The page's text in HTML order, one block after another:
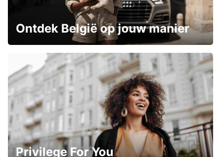
Ontdek België op jouw manier
Privilege For You